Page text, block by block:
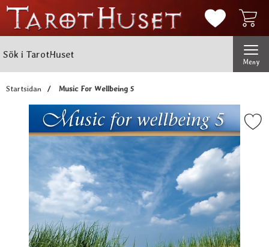
Mina
Meny
Startsidan Music For Wellbeing 5
Markera music For